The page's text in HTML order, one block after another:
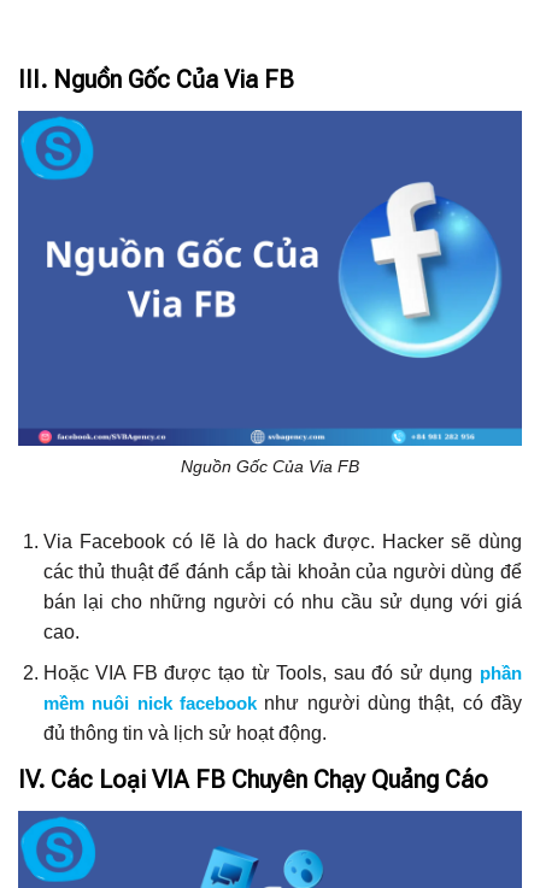
III. Nguồn Gốc Của Via FB
Nguồn Gốc Của Via FB
Via Facebook có lẽ là do hack được. Hacker sẽ dùng
các thủ thuật để đánh cắp tài khoản của người dùng để
bán lại cho những người có nhu cầu sử dụng với giá
cao.
Hoặc VIA FB được tạo từ Tools, sau đó sử dụng phần
mềm nuôi nick facebooknhư người dùng thật, có đầy
đủ thông tin và lịch sử hoạt động.
IV. Các Loại VIA FB Chuyên Chạy Quảng Cáo